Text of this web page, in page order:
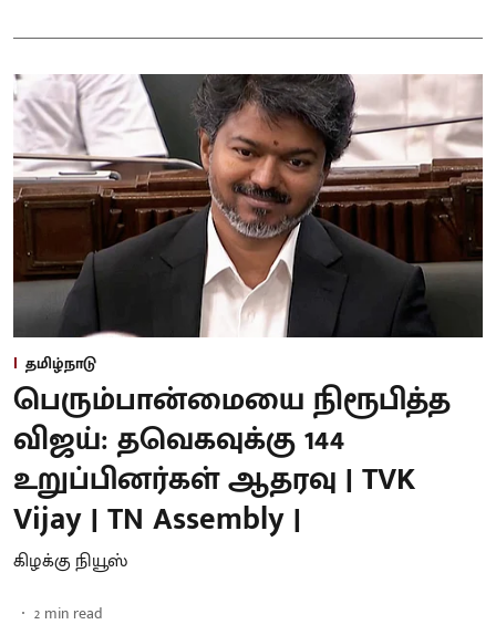
தமிழ்நாடு
பெரும்பான்மையை நிரூபித்த
விஜய்: தவெகவுக்கு 144
உறுப்பினர்கள் ஆதரவு | TVK
Vijay | TN Assembly |
கிழக்கு நியூஸ்
2 min read